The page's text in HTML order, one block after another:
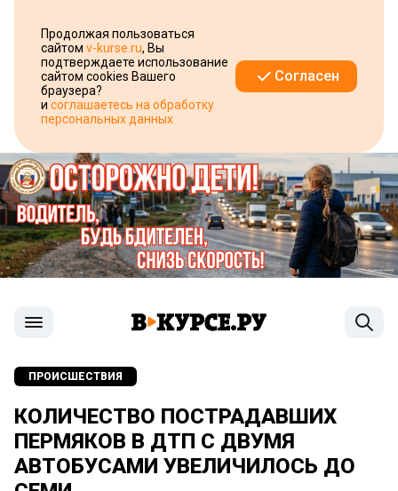
Продолжая пользоваться
сайтом v-kurse.ru, Вы
подтверждаете использование
сайтом cookies Вашего
браузера?
и соглашаетесь на обработку
персональных данных
Согласен
ПРОИСШЕСТВИЯ
КОЛИЧЕСТВО ПОСТРАДАВШИХ
ПЕРМЯКОВ В ДТП С ДВУМЯ
АВТОБУСАМИ УВЕЛИЧИЛОСЬ ДО